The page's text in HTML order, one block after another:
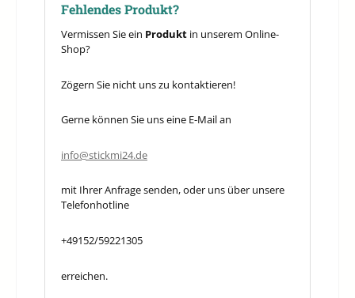
Fehlendes Produkt?
Vermissen Sie ein Produkt in unserem Online-
Shop?
Zögern Sie nicht uns zu kontaktieren!
Gerne können Sie uns eine E-Mail an
info@stickmi24.de
mit Ihrer Anfrage senden, oder uns über unsere
Telefonhotline
+49152/59221305
erreichen.